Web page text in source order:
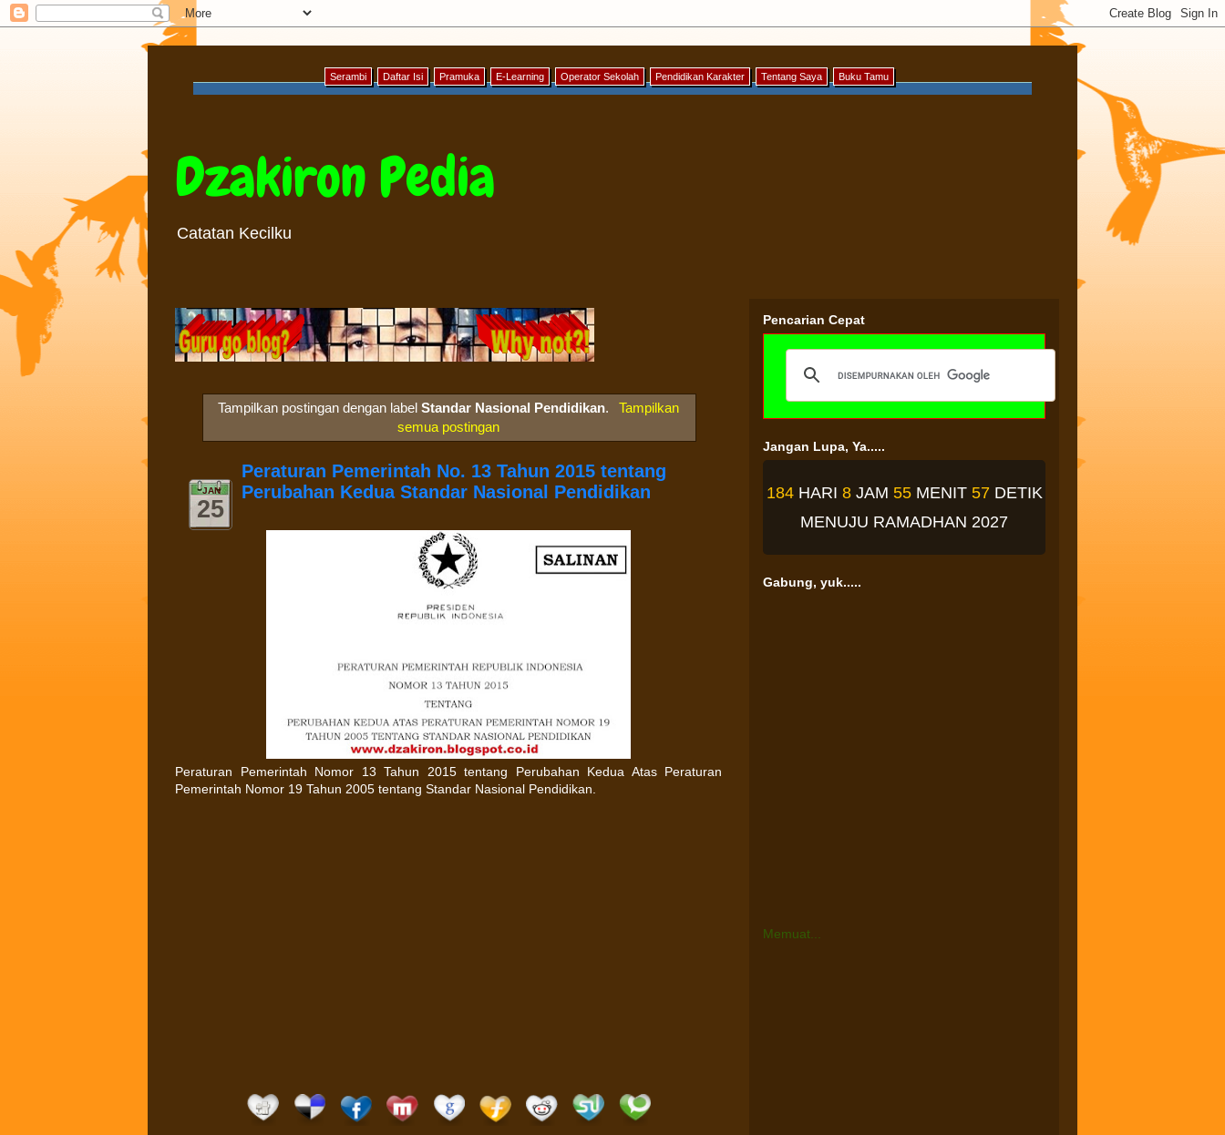
Serambi Daftar Isi Pramuka E-Learning Operator Sekolah Pendidikan Karakter Tentang Saya Buku Tamu
Dzakiron Pedia
Catatan Kecilku
Tampilkan postingan dengan labelStandar Nasional Pendidikan.
Tampilkan
semua postingan
JAN
25
Peraturan Pemerintah No. 13 Tahun 2015 tentang
Perubahan Kedua Standar Nasional Pendidikan
Peraturan Pemerintah Nomor 13 Tahun 2015 tentang Perubahan Kedua Atas Peraturan
Pemerintah Nomor 19 Tahun 2005 tentang Standar Nasional Pendidikan.
Pencarian Cepat
Jangan Lupa, Ya.....
184 HARI 8 JAM 55 MENIT56 DETIK
MENUJU RAMADHAN 2027
Gabung, yuk.....
Memuat...